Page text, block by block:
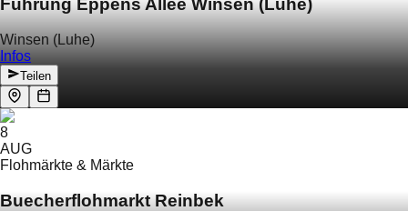
Führung Eppens Allee Winsen (Luhe)
Winsen (Luhe)
Infos
Teilen
8
AUG
Flohmärkte & Märkte
Buecherflohmarkt Reinbek